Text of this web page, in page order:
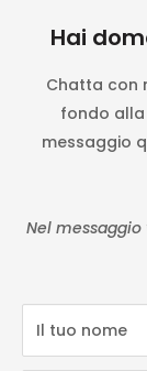
Hai
Chatta con
fondo alla
messaggio
Nel
Il tuo nome